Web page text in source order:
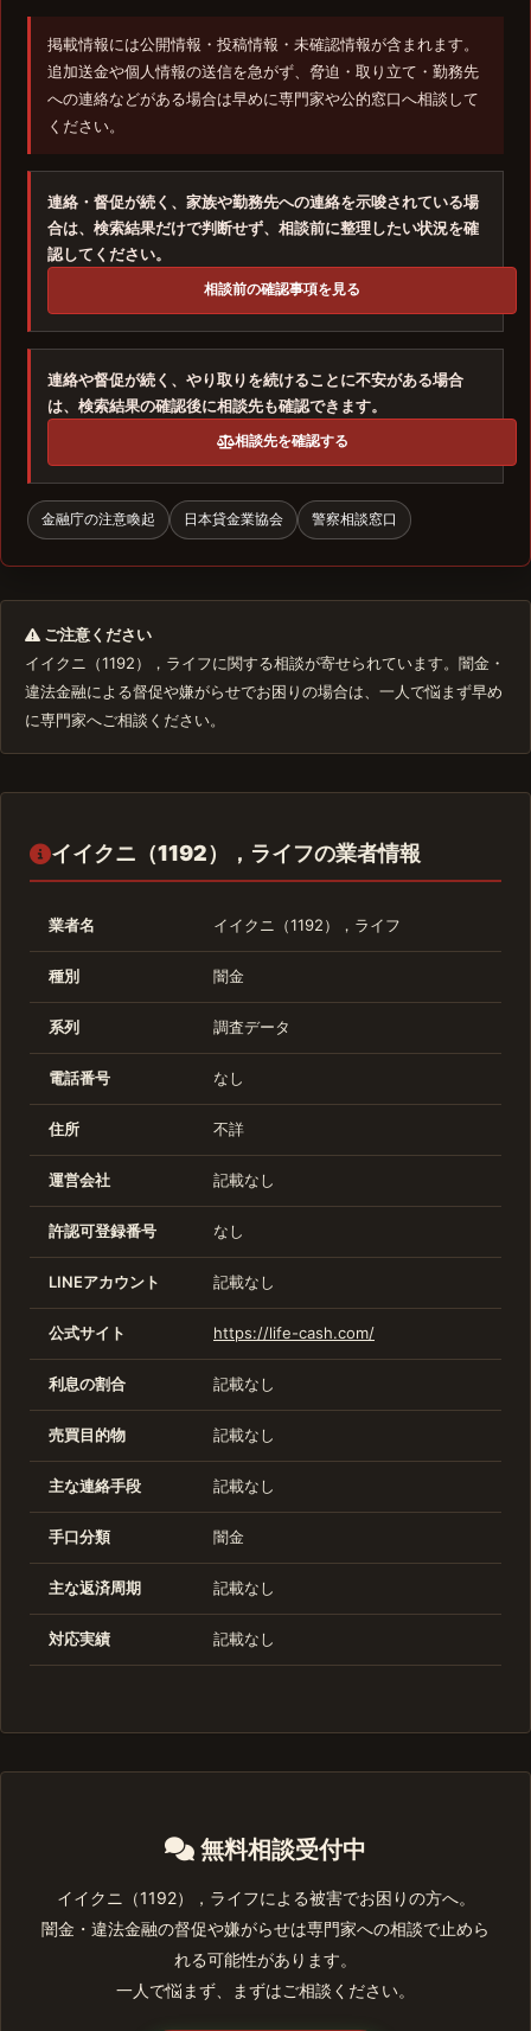
掲載情報には公開情報・投稿情報・未確認情報が含まれます。
追加送金や個人情報の送信を急がず、脅迫・取り立て・勤務先
への連絡などがある場合は早めに専門家や公的窓口へ相談して
ください。
連絡・督促が続く、家族や勤務先への連絡を示唆されている場
合は、検索結果だけで判断せず、相談前に整理したい状況を確
認してください。
相談前の確認事項を見る
連絡や督促が続く、やり取りを続けることに不安がある場合
は、検索結果の確認後に相談先も確認できます。
相談先を確認する
金融庁の注意喚起 日本貸金業協会 警察相談窓口
ご注意ください
イイクニ（1192），ライフに関する相談が寄せられています。闇金・
違法金融による督促や嫌がらせでお困りの場合は、一人で悩まず早め
に専門家へご相談ください。
イイクニ（1192），ライフの業者情報
業者名 イイクニ（1192），ライフ
種別 闇金
系列 調査データ
電話番号 なし
住所 不詳
運営会社 記載なし
許認可登録番号 なし
LINEアカウント 記載なし
公式サイト https://life-cash.com/
利息の割合 記載なし
売買目的物 記載なし
主な連絡手段 記載なし
手口分類 闇金
主な返済周期 記載なし
対応実績 記載なし
無料相談受付中
イイクニ（1192），ライフによる被害でお困りの方へ。
闇金・違法金融の督促や嫌がらせは専門家への相談で止めら
れる可能性があります。
一人で悩まず、まずはご相談ください。